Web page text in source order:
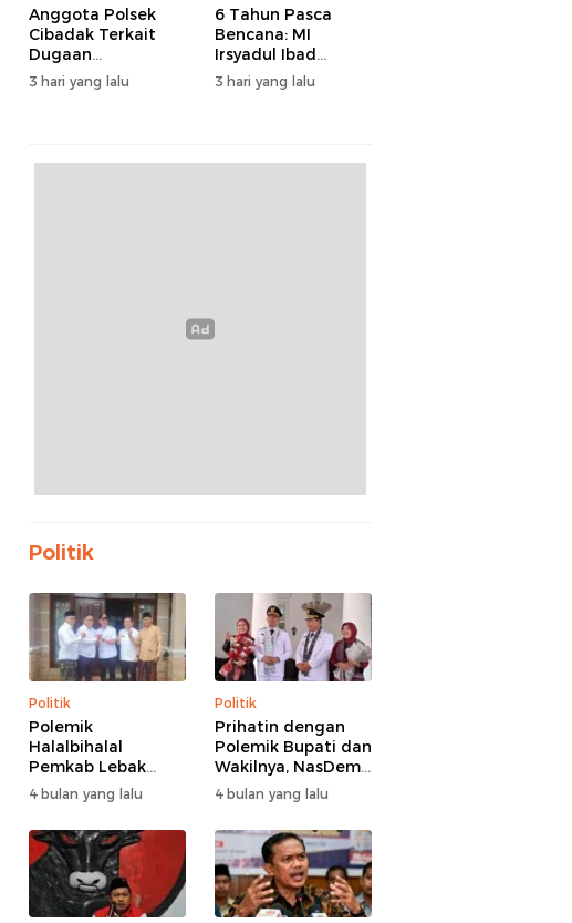
Anggota Polsek
Cibadak Terkait
Dugaan
Pelanggaran Gadai
Mobil, Kasus
3 hari yang lalu
6 Tahun Pasca
Bencana: MI
Irsyadul Ibad
Lebakgedong
Belum Punya
3 hari yang lalu
Politik
Politik
Polemik
Halalbihalal
Pemkab Lebak
Berakhir Damai,
Bupati Hasbi
Sambangi
Kediaman Wabup
Amir Hamzah
4 bulan yang lalu
Politik
Prihatin dengan
Polemik Bupati dan
Wakilnya, NasDem
Lebak Minta Saling
Introspeksi
4 bulan yang lalu